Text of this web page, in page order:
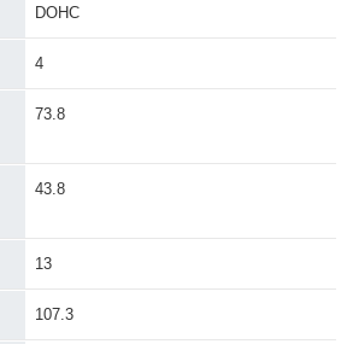
DOHC
4
73.8
43.8
13
107.3